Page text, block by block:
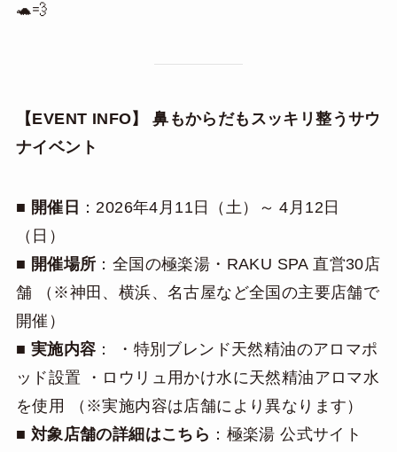
🐢💨
【EVENT INFO】
鼻もからだもスッキリ整うサウ
ナイベント
■ 開催日 ：2026年4月11日（土）～ 4月12日
（日）
■ 開催場所 ：全国の極楽湯・RAKU SPA 直営30店
舗 （※神田、横浜、名古屋など全国の主要店舗で
開催）
■ 実施内容 ： ・特別ブレンド天然精油のアロマポ
ッド設置 ・ロウリュ用かけ水に天然精油アロマ水
を使用 （※実施内容は店舗により異なります）
■ 対象店舗の詳細はこちら ： 極楽湯 公式サイト